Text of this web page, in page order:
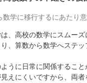
数学に移行するにあたり
、高校の数学にスムー
、算数から数学へステ
うに日常に関係するこ
えにくいですから、両